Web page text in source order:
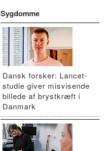
Sygdomme
Dansk forsker: Lancet-
studie giver misvisende
billede af brystkræft i
Danmark